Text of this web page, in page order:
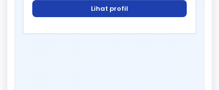
Lihat profil